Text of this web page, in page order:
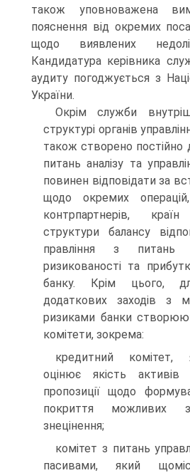
також уповноважена
пояснення від окремих
щодо виявлених
Кандидатура керівника
аудиту погоджується з
України.
Окрім служби
структурі органів
також створено постійно
питань аналізу та
повинен відповідати за
щодо окремих операцій,
контрпартнерів, країн
структури балансу
правління з питань
ризикованості та
банку. Крім цього,
додаткових заходів з
ризиками банки
комітети, зокрема:
кредитний комітет,
оцінює якість
пропозиції щодо
покриття можливих
знецінення;
комітет з питань
пасивами, який